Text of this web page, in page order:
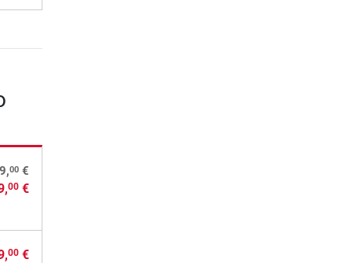
00 €
00 €
00 €